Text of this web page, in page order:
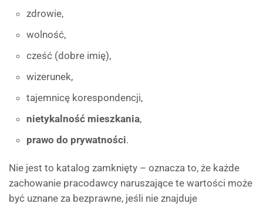
zdrowie,
wolność,
cześć (dobre imię),
wizerunek,
tajemnicę korespondencji,
nietykalność mieszkania,
prawo do prywatności.
Nie jest to katalog zamknięty – oznacza to, że każde
zachowanie pracodawcy naruszające te wartości może
być uznane za bezprawne, jeśli nie znajduje